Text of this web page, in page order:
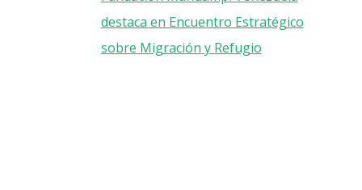
destaca en Encuentro Estratégico
sobre Migración y Refugio